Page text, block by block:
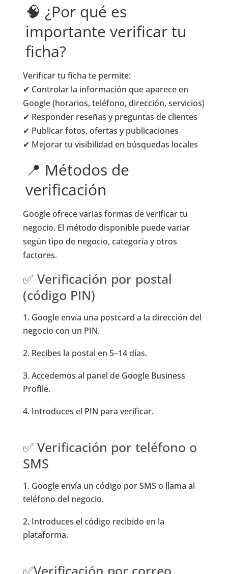
🧠 ¿Por qué es
importante verificar tu
ficha?
Verificar tu ficha te permite:
✔ Controlar la información que aparece en
Google (horarios, teléfono, dirección, servicios)
✔ Responder reseñas y preguntas de clientes
✔ Publicar fotos, ofertas y publicaciones
✔ Mejorar tu visibilidad en búsquedas locales
📍 Métodos de
verificación
Google ofrece varias formas de verificar tu
negocio. El método disponible puede variar
según tipo de negocio, categoría y otros
factores.
✅ Verificación por postal
(código PIN)
Google envía una postcard a la dirección del
negocio con un PIN.
Recibes la postal en 5–14 días.
Accedemos al panel de Google Business
Profile.
Introduces el PIN para verificar.
✅ Verificación por teléfono o
SMS
Google envía un código por SMS o llama al
teléfono del negocio.
Introduces el código recibido en la
plataforma.
✅Verificación por correo